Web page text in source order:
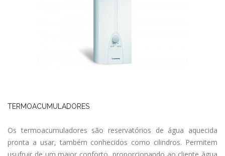
TERMOACUMULADORES
Os termoacumuladores são reservatórios de água aquecida
pronta a usar, também conhecidos como cilindros. Permitem